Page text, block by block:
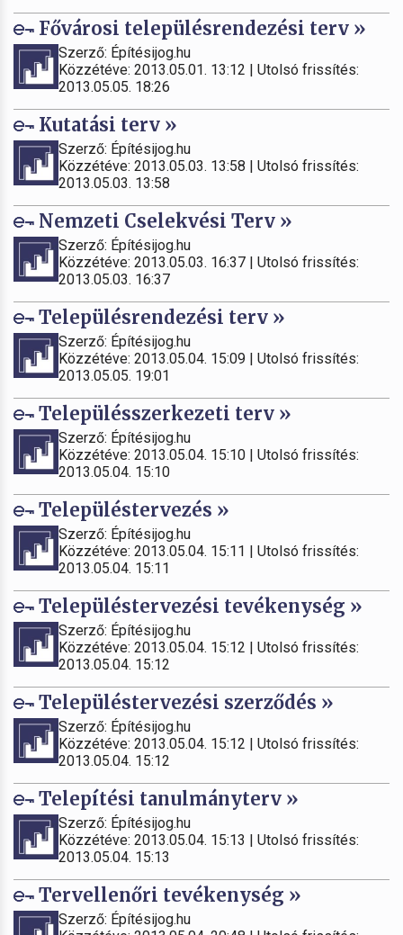
Fővárosi településrendezési terv »
Szerző: Építésijog.hu
Közzétéve: 2013.05.01. 13:12 | Utolsó frissítés:
2013.05.05. 18:26
Kutatási terv »
Szerző: Építésijog.hu
Közzétéve: 2013.05.03. 13:58 | Utolsó frissítés:
2013.05.03. 13:58
Nemzeti Cselekvési Terv »
Szerző: Építésijog.hu
Közzétéve: 2013.05.03. 16:37 | Utolsó frissítés:
2013.05.03. 16:37
Településrendezési terv »
Szerző: Építésijog.hu
Közzétéve: 2013.05.04. 15:09 | Utolsó frissítés:
2013.05.05. 19:01
Településszerkezeti terv »
Szerző: Építésijog.hu
Közzétéve: 2013.05.04. 15:10 | Utolsó frissítés:
2013.05.04. 15:10
Településtervezés »
Szerző: Építésijog.hu
Közzétéve: 2013.05.04. 15:11 | Utolsó frissítés:
2013.05.04. 15:11
Településtervezési tevékenység »
Szerző: Építésijog.hu
Közzétéve: 2013.05.04. 15:12 | Utolsó frissítés:
2013.05.04. 15:12
Településtervezési szerződés »
Szerző: Építésijog.hu
Közzétéve: 2013.05.04. 15:12 | Utolsó frissítés:
2013.05.04. 15:12
Telepítési tanulmányterv »
Szerző: Építésijog.hu
Közzétéve: 2013.05.04. 15:13 | Utolsó frissítés:
2013.05.04. 15:13
Tervellenőri tevékenység »
Szerző: Építésijog.hu